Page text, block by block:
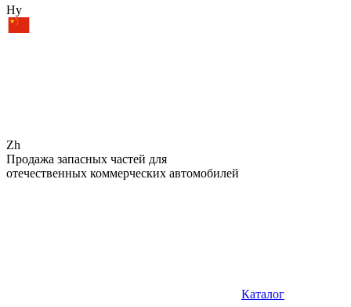
Hy
Zh
Продажа запасных частей для
отечественных коммерческих автомобилей
Каталог